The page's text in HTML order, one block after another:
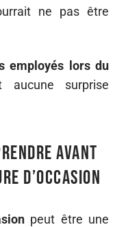
ne pas être
employés lors du
surprise
avant
d’occasion
peut être une